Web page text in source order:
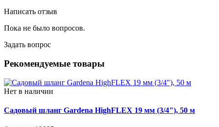
Написать отзыв
Пока не было вопросов.
Задать вопрос
Рекомендуемые товары
Нет в наличии
Садовый шланг Gardena HighFLEX 19 мм (3/4"), 50 м